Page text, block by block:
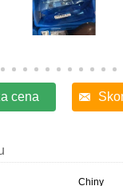
cena
Chiny